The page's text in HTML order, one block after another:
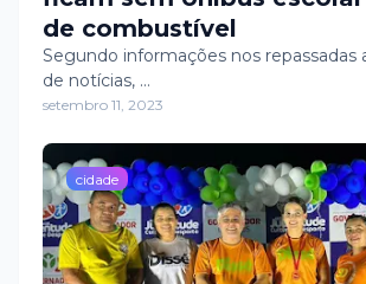
de combustível
Segundo informações nos repassadas
de notícias, …
setembro 11, 2023
cidade